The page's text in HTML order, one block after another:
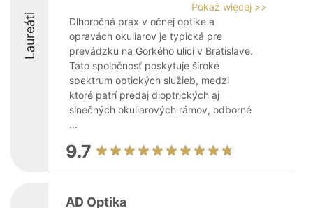
Laureáti
Pokaż więcej >>
Dlhoročná prax v očnej optike a
opravách okuliarov je typická pre
prevádzku na Gorkého ulici v Bratislave.
Táto spoločnosť poskytuje široké
spektrum optických služieb, medzi
ktoré patrí predaj dioptrických aj
slnečných okuliarových rámov, odborné
...
9.7
AD Optika